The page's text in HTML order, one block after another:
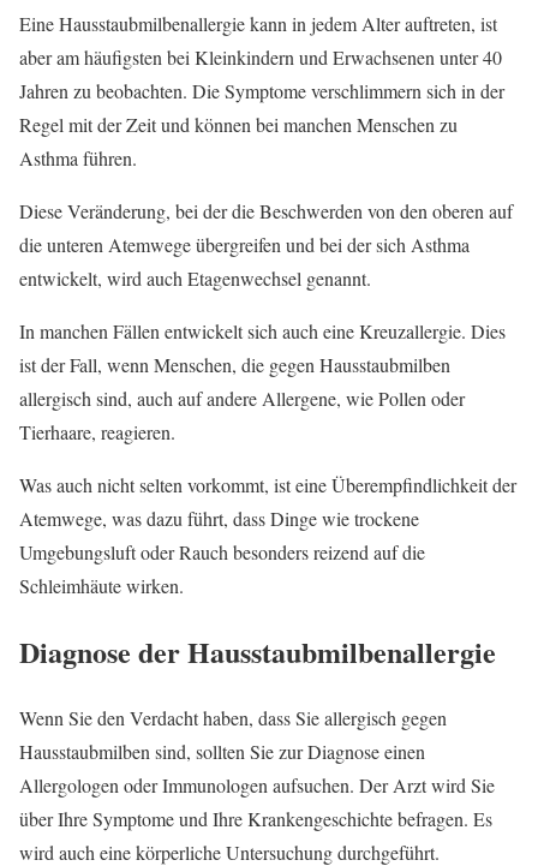
Eine Hausstaubmilbenallergie kann in jedem Alter auftreten, ist
aber am häufigsten bei Kleinkindern und Erwachsenen unter 40
Jahren zu beobachten. Die Symptome verschlimmern sich in der
Regel mit der Zeit und können bei manchen Menschen zu
Asthma führen.
Diese Veränderung, bei der die Beschwerden von den oberen auf
die unteren Atemwege übergreifen und bei der sich Asthma
entwickelt, wird auch Etagenwechsel genannt.
In manchen Fällen entwickelt sich auch eine Kreuzallergie. Dies
ist der Fall, wenn Menschen, die gegen Hausstaubmilben
allergisch sind, auch auf andere Allergene, wie Pollen oder
Tierhaare, reagieren.
Was auch nicht selten vorkommt, ist eine Überempfindlichkeit der
Atemwege, was dazu führt, dass Dinge wie trockene
Umgebungsluft oder Rauch besonders reizend auf die
Schleimhäute wirken.
Diagnose der Hausstaubmilbenallergie
Wenn Sie den Verdacht haben, dass Sie allergisch gegen
Hausstaubmilben sind, sollten Sie zur Diagnose einen
Allergologen oder Immunologen aufsuchen. Der Arzt wird Sie
über Ihre Symptome und Ihre Krankengeschichte befragen. Es
wird auch eine körperliche Untersuchung durchgeführt.